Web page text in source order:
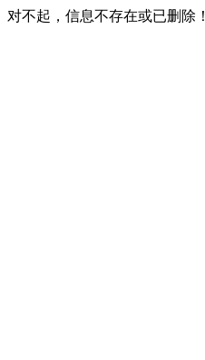
对不起，信息不存在或已删除！